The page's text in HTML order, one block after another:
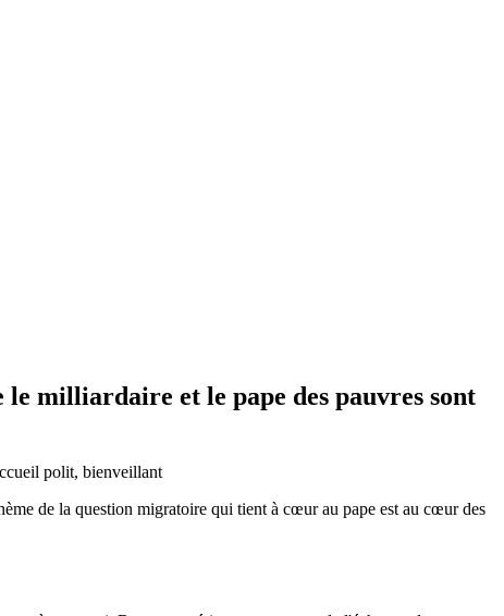
milliardaire et le pape des pauvres sont
polit, bienveillant
de la question migratoire qui tient à cœur au pape est au cœur des